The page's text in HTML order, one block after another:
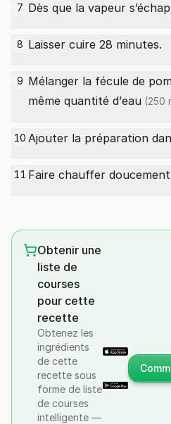
7 Dès que la vapeur
8 Laisser cuire 28 minutes.
9 Mélanger la fécule de
même quantité d’eau (250
10 Ajouter la préparation
11 Faire chauffer
Obtenir une
liste de
courses
pour cette
recette
Obtenez les
ingrédients
de cette
recette sous
forme de liste
de courses
intelligente —